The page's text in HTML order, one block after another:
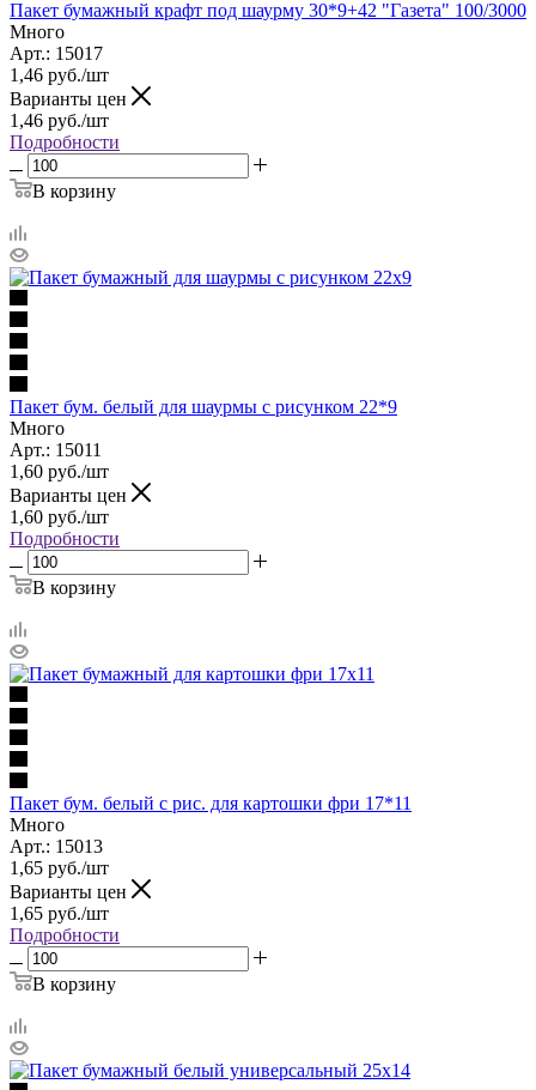
Пакет бумажный крафт под шаурму 30*9+42 "Газета" 100/3000
Много
Арт.: 15017
1,46 руб./шт
Варианты цен
1,46 руб./шт
Подробности
В корзину
Пакет бум. белый для шаурмы с рисунком 22*9
Много
Арт.: 15011
1,60 руб./шт
Варианты цен
1,60 руб./шт
Подробности
В корзину
Пакет бум. белый с рис. для картошки фри 17*11
Много
Арт.: 15013
1,65 руб./шт
Варианты цен
1,65 руб./шт
Подробности
В корзину